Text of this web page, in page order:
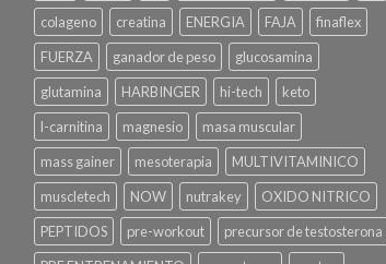
colageno
creatina ENERGIA FAJA
finaflex
FUERZA
ganador de peso
glucosamina
glutamina
HARBINGER hi-tech
keto
l-carnitina
magnesio
masa muscular
mass gainer
mesoterapia
MULTIVITAMINICO
muscletech
NOW nutrakey
OXIDO NITRICO
PEPTIDOS
pre-workout
precursor de testosterona